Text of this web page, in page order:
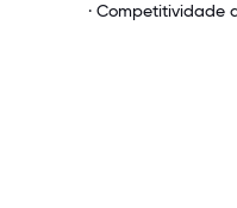
· Competitividade